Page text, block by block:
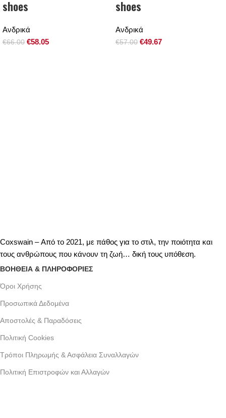
shoes
Ανδρικά
€66.00 €58.05
shoes
Ανδρικά
€57.00 €49.67
Coxswain – Από το 2021, με πάθος για το στιλ, την ποιότητα και
τους ανθρώπους που κάνουν τη ζωή… δική τους υπόθεση.
ΒΟΗΘΕΙΑ & ΠΛΗΡΟΦΟΡΙΕΣ
Όροι Xρήσης
Προσωπικά Δεδομένα
Αποστολές & Παραδόσεις
Πολιτική Cookies
Τρόποι Πληρωμής & Ασφάλεια Συναλλαγών
Πολιτική Επιστροφών και Αλλαγών